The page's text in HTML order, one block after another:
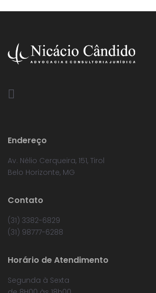
Endereço
Av. Nélio Cerqueira, 151, Tirol
Belo Horizonte, MG
Contato
(31) 3382-6829
(31) 98777-6288
Horário de Atendimento
Segunda à Sexta